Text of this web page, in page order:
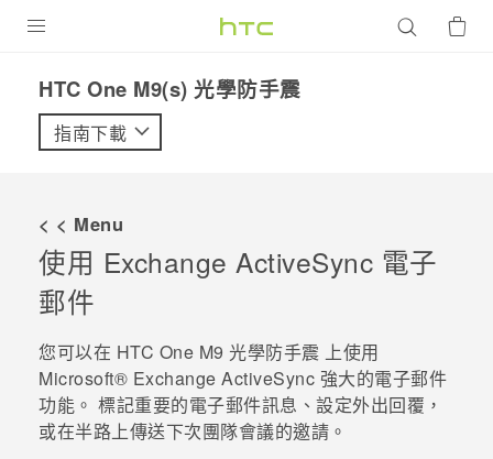
VIVE
配件
VIVERSE
優惠專區
焦點訊息
校園專案
銷售門市
銷售通路
支援服務
HTC One M9(s) 光學防手震‎
指南下載
< < Menu
使用 Exchange ActiveSync 電子
郵件
您可以在 HTC One M9 光學防手震 上使用
Microsoft® Exchange ActiveSync 強大的電子郵件
功能。 標記重要的電子郵件訊息、設定外出回覆，
或在半路上傳送下次團隊會議的邀請。